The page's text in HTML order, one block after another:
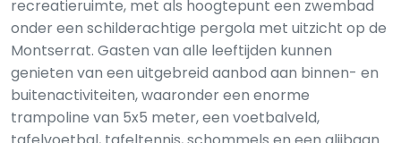
recreatieruimte, met als hoogtepunt een zwembad
onder een schilderachtige pergola met uitzicht op de
Montserrat. Gasten van alle leeftijden kunnen
genieten van een uitgebreid aanbod aan binnen- en
buitenactiviteiten, waaronder een enorme
trampoline van 5x5 meter, een voetbalveld,